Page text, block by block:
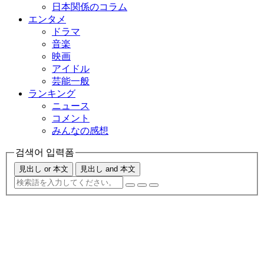
日本関係のコラム
エンタメ
ドラマ
音楽
映画
アイドル
芸能一般
ランキング
ニュース
コメント
みんなの感想
검색어 입력폼
見出し or 本文 見出し and 本文